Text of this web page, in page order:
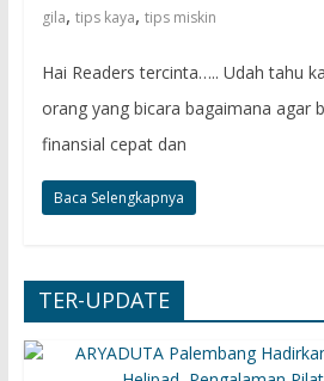
gila, tips kaya, tips miskin
Hai Readers tercinta….. Udah tahu
orang yang bicara bagaimana agar
finansial cepat dan
Baca Selengkapnya
TER-UPDATE